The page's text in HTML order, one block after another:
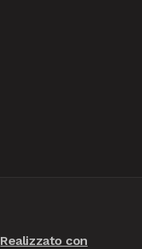
Realizzato con